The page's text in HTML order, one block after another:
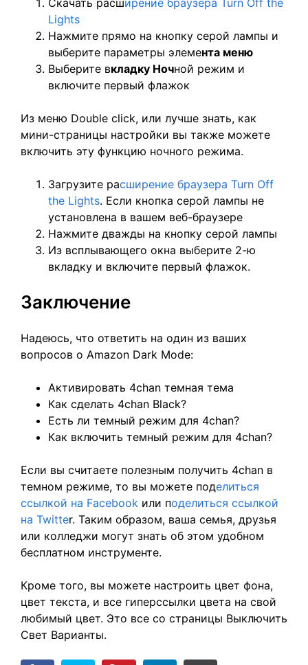
Скачать расширение браузера Turn Off the
Lights
Нажмите прямо на кнопку серой лампы и
выберите параметры элемента меню
Выберите вкладку Ночной режим и
включите первый флажок
Из меню Double click, или лучше знать, как
мини-страницы настройки вы также можете
включить эту функцию ночного режима.
Загрузите расширение браузера Turn Off
the Lights. Если кнопка серой лампы не
установлена в вашем веб-браузере
Нажмите дважды на кнопку серой лампы
Из всплывающего окна выберите 2-ю
вкладку и включите первый флажок.
Заключение
Надеюсь, что ответить на один из ваших
вопросов о Amazon Dark Mode:
Активировать 4chan темная тема
Как сделать 4chan Black?
Есть ли темный режим для 4chan?
Как включить темный режим для 4chan?
Если вы считаете полезным получить 4chan в
темном режиме, то вы можете поделиться
ссылкой на Facebook или поделиться ссылкой
на Twitter. Таким образом, ваша семья, друзья
или колледжи могут знать об этом удобном
бесплатном инструменте.
Кроме того, вы можете настроить цвет фона,
цвет текста, и все гиперссылки цвета на свой
любимый цвет. Это все со страницы Выключить
Свет Варианты.